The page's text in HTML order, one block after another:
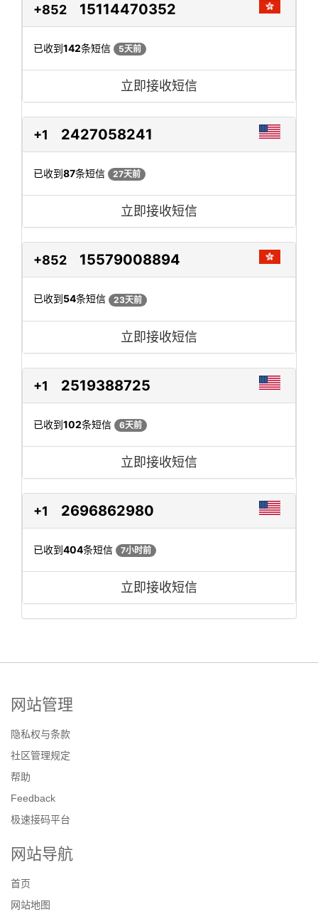
+852 15114470352
已收到142条短信 5天前
立即接收短信
+1 2427058241
已收到87条短信 27天前
立即接收短信
+852 15579008894
已收到54条短信 23天前
立即接收短信
+1 2519388725
已收到102条短信 6天前
立即接收短信
+1 2696862980
已收到404条短信 7小时前
立即接收短信
网站管理
隐私权与条款
社区管理规定
帮助
Feedback
极速接码平台
网站导航
首页
网站地图